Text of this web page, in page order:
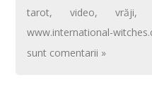
tarot,video, vrăji,
www.international-
sunt comentarii »